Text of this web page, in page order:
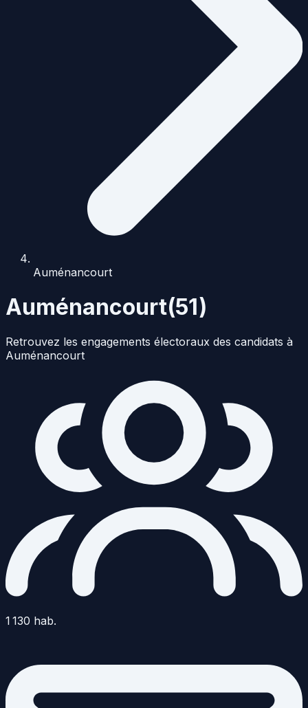
Auménancourt
Auménancourt(51)
Retrouvez les engagements électoraux des candidats à
Auménancourt
1 130 hab.